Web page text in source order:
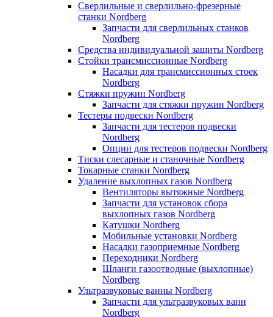
Сверлильные и сверлильно-фрезерные
станки Nordberg
Запчасти для сверлильных станков
Nordberg
Средства индивидуальной защиты Nordberg
Стойки трансмиссионные Nordberg
Насадки для трансмиссионных стоек
Nordberg
Стяжки пружин Nordberg
Запчасти для стяжки пружин Nordberg
Тестеры подвески Nordberg
Запчасти для тестеров подвески
Nordberg
Опции для тестеров подвески Nordberg
Тиски слесарные и станочные Nordberg
Токарные станки Nordberg
Удаление выхлопных газов Nordberg
Вентиляторы вытяжные Nordberg
Запчасти для установок сбора
выхлопных газов Nordberg
Катушки Nordberg
Мобильные установки Nordberg
Насадки газоприемные Nordberg
Переходники Nordberg
Шланги газоотводные (выхлопные)
Nordberg
Ультразвуковые ванны Nordberg
Запчасти для ультразвуковых ванн
Nordberg